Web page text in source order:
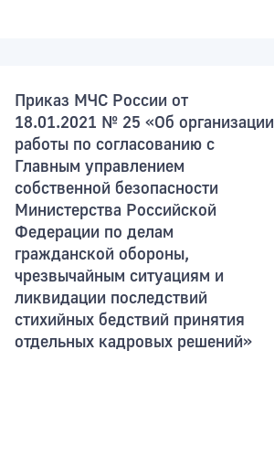
Приказ МЧС России от
18.01.2021 № 25 «Об организации
работы по согласованию с
Главным управлением
собственной безопасности
Министерства Российской
Федерации по делам
гражданской обороны,
чрезвычайным ситуациям и
ликвидации последствий
стихийных бедствий принятия
отдельных кадровых решений»